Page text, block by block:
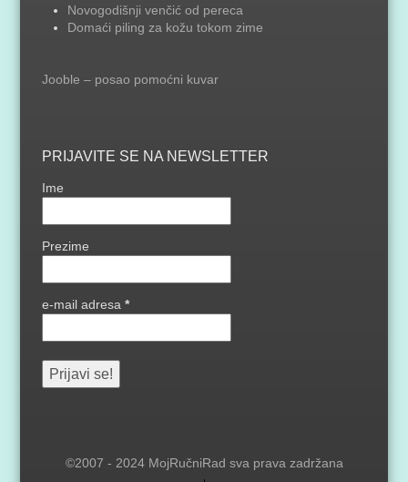
Novogodišnji venčić od pereca
Domaći piling za kožu tokom zime
Jooble – posao pomoćni kuvar
PRIJAVITE SE NA NEWSLETTER
Ime
Prezime
e-mail adresa*
©2007 - 2024 MojRučniRad sva prava zadržana